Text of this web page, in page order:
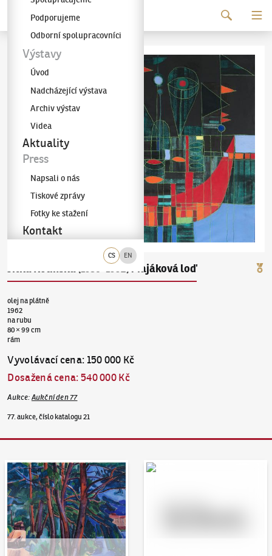
Galerie KODL
CS EN
Podporujeme
Odborní spolupracovníci
Výstavy
Úvod
Nadcházející výstava
Archiv výstav
Videa
Aktuality
Press
Napsali o nás
Tiskové zprávy
Fotky ke stažení
Kontakt
Majáková loď
olej na plátně
1962
na rubu
80 × 99 cm
rám
Vyvolávací cena: 150 000 Kč
Dosažená cena:540 000 Kč
Aukce: Aukční den 77
77. aukce, číslo katalogu 21
Aukční den 95 Dražit online - Artslimit